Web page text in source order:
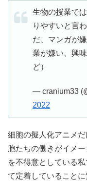
生物の授業で
りやすいと言
だ、マンガが
業が嫌い、興
ど）
— cranium33
2022
細胞の擬人化アニメ
胞たちの働きがイメ
を不得意としている
て定着していることに